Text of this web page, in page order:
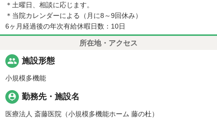
＊土曜日、相談に応じます。
＊当院カレンダーによる（月に8～9回休み）
6ヶ月経過後の年次有給休暇日数：10日
所在地・アクセス
people 施設形態
小規模多機能
person_pin 勤務先・施設名
医療法人 斎藤医院（小規模多機能ホーム 藤の杜）